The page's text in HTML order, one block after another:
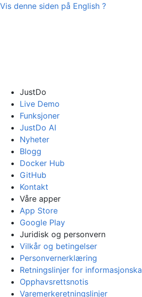
Vis denne siden på English ?
JustDo
Live Demo
Funksjoner
JustDo AI
Nyheter
Blogg
Docker Hub
GitHub
Kontakt
Våre apper
App Store
Google Play
Juridisk og personvern
Vilkår og betingelser
Personvernerklæring
Retningslinjer for
Opphavsrettsnotis
Varemerkeretningslinjer